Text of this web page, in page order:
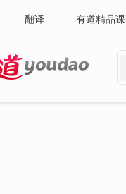
翻译 有道精品课